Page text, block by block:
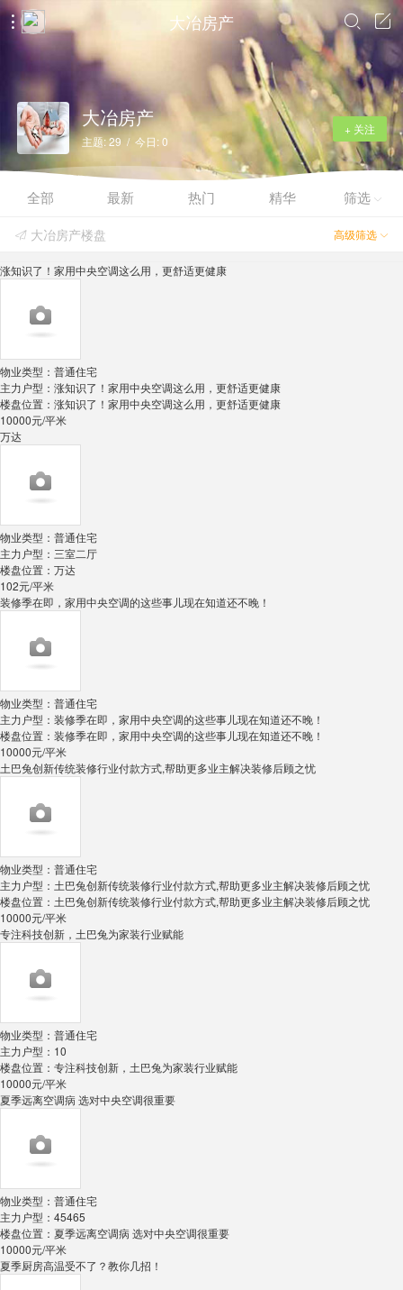
 大冶房产 

+ 关注
大冶房产
主题: 29 / 今日: 0
全部 最新 热门 精华 筛选 
高级筛选 
 大冶房产楼盘
涨知识了！家用中央空调这么用，更舒适更健康
物业类型： 普通住宅
主力户型： 涨知识了！家用中央空调这么用，更舒适更健康
楼盘位置： 涨知识了！家用中央空调这么用，更舒适更健康
10000元/平米
万达
物业类型： 普通住宅
主力户型： 三室二厅
楼盘位置： 万达
102元/平米
装修季在即，家用中央空调的这些事儿现在知道还不晚！
物业类型： 普通住宅
主力户型： 装修季在即，家用中央空调的这些事儿现在知道还不晚！
楼盘位置： 装修季在即，家用中央空调的这些事儿现在知道还不晚！
10000元/平米
土巴兔创新传统装修行业付款方式,帮助更多业主解决装修后顾之忧
物业类型： 普通住宅
主力户型： 土巴兔创新传统装修行业付款方式,帮助更多业主解决装修后顾之忧
楼盘位置： 土巴兔创新传统装修行业付款方式,帮助更多业主解决装修后顾之忧
10000元/平米
专注科技创新，土巴兔为家装行业赋能
物业类型： 普通住宅
主力户型： 10
楼盘位置： 专注科技创新，土巴兔为家装行业赋能
10000元/平米
夏季远离空调病 选对中央空调很重要
物业类型： 普通住宅
主力户型： 45465
楼盘位置： 夏季远离空调病 选对中央空调很重要
10000元/平米
夏季厨房高温受不了？教你几招！